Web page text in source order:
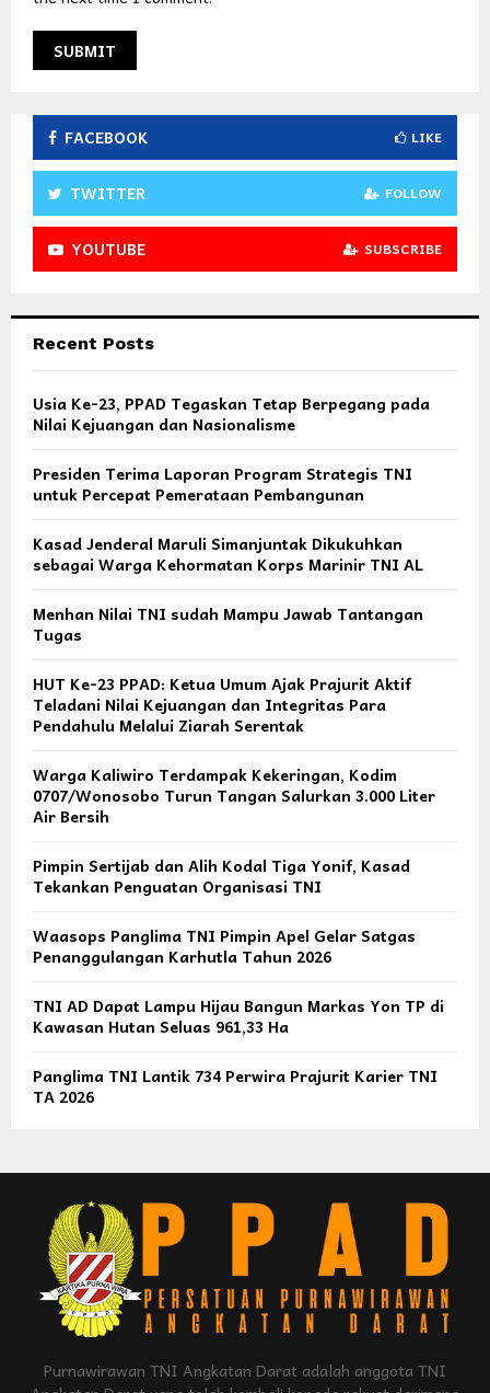
FACEBOOK LIKE
TWITTER FOLLOW
YOUTUBE SUBSCRIBE
Recent Posts
Usia Ke-23, PPAD Tegaskan Tetap Berpegang pada
Nilai Kejuangan dan Nasionalisme
Presiden Terima Laporan Program Strategis TNI
untuk Percepat Pemerataan Pembangunan
Kasad Jenderal Maruli Simanjuntak Dikukuhkan
sebagai Warga Kehormatan Korps Marinir TNI AL
Menhan Nilai TNI sudah Mampu Jawab Tantangan
Tugas
HUT Ke-23 PPAD: Ketua Umum Ajak Prajurit Aktif
Teladani Nilai Kejuangan dan Integritas Para
Pendahulu Melalui Ziarah Serentak
Warga Kaliwiro Terdampak Kekeringan, Kodim
0707/Wonosobo Turun Tangan Salurkan 3.000 Liter
Air Bersih
Pimpin Sertijab dan Alih Kodal Tiga Yonif, Kasad
Tekankan Penguatan Organisasi TNI
Waasops Panglima TNI Pimpin Apel Gelar Satgas
Penanggulangan Karhutla Tahun 2026
TNI AD Dapat Lampu Hijau Bangun Markas Yon TP di
Kawasan Hutan Seluas 961,33 Ha
Panglima TNI Lantik 734 Perwira Prajurit Karier TNI
TA 2026
Purnawirawan TNI Angkatan Darat adalah anggota TNI